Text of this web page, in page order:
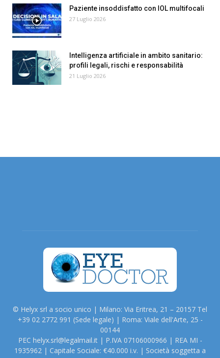
Paziente insoddisfatto con IOL multifocali
27 Luglio 2026
Intelligenza artificiale in ambito sanitario:
profili legali, rischi e responsabilità
21 Luglio 2026
© Helyx srl a socio unico | Milano: Via Eritrea, 21 – 20157 Tel
+39 02 2772 991 (Sede legale) | Roma: Viale dell'Arte, 25 -
00144
PEC helyx.srl@legalmail.it | P.IVA 07106000966 | REA MI -
1935962 | Capitale Sociale: €40.000 i.v. | Società soggetta a